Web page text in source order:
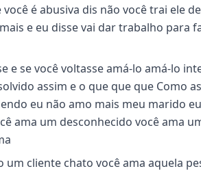
é abusiva dis não você trai ele
e eu disse vai dar trabalho para
e se você voltasse amá-lo amá-lo
assim e o que que que Como
eu não amo mais meu marido
ama um desconhecido você ama
cliente chato você ama aquela